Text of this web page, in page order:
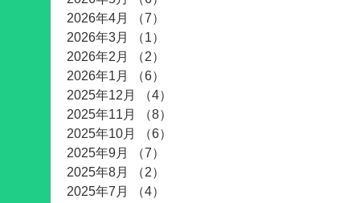
2026年4月
（7）
2026年3月
（1）
2026年2月
（2）
2026年1月
（6）
2025年12月
（4）
2025年11月
（8）
2025年10月
（6）
2025年9月
（7）
2025年8月
（2）
2025年7月
（4）